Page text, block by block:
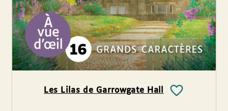
Les Lilas de Garrowgate Hall